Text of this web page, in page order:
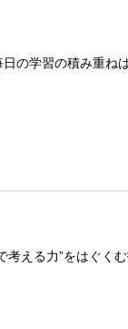
の学習の積み重ね
える力”をはぐくむ